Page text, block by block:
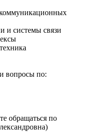
и системы связи
вопросы по:
обращаться по